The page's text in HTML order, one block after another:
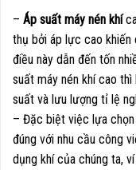
– Áp suất máy nén khí
thụ bởi áp lực cao khiến
điều này dẫn đến tốn
suất máy nén khí cao
suất và lưu lượng tỉ lệ
– Đặc biệt việc lựa chọn
đúng với nhu cầu công
dụng khí của chúng ta,